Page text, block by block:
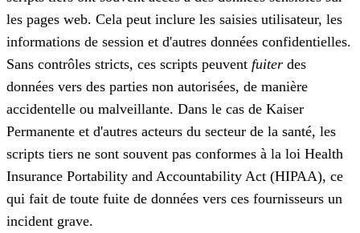
les pages web. Cela peut inclure les saisies utilisateur, les
informations de session et d'autres données confidentielles.
Sans contrôles stricts, ces scripts peuvent fuiter des
données vers des parties non autorisées, de manière
accidentelle ou malveillante. Dans le cas de Kaiser
Permanente et d'autres acteurs du secteur de la santé, les
scripts tiers ne sont souvent pas conformes à la loi Health
Insurance Portability and Accountability Act (HIPAA), ce
qui fait de toute fuite de données vers ces fournisseurs un
incident grave.